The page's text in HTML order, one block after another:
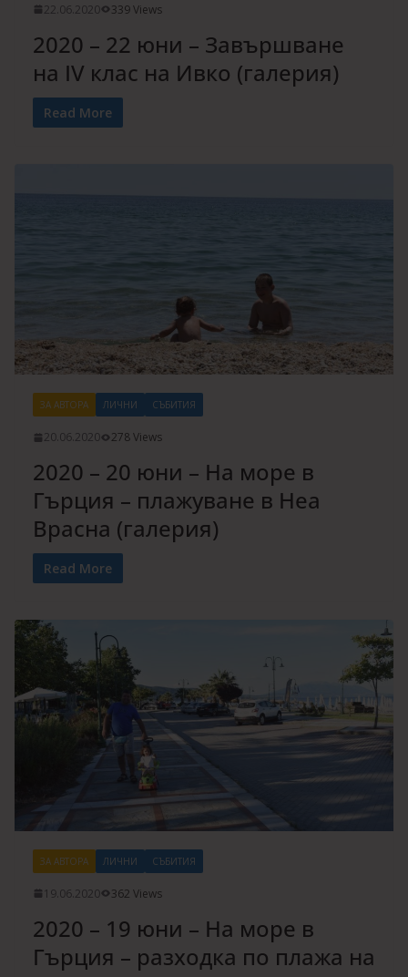
22.06.2020 339 Views
2020 – 22 юни – Завършване
на IV клас на Ивко (галерия)
Read More
ЗА АВТОРА ЛИЧНИ СЪБИТИЯ
20.06.2020 278 Views
2020 – 20 юни – На море в
Гърция – плажуване в Неа
Врасна (галерия)
Read More
ЗА АВТОРА ЛИЧНИ СЪБИТИЯ
19.06.2020 362 Views
2020 – 19 юни – На море в
Гърция – разходка по плажа на